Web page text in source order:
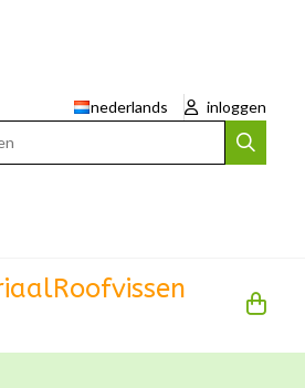
nederlands
inloggen
Roofvissen